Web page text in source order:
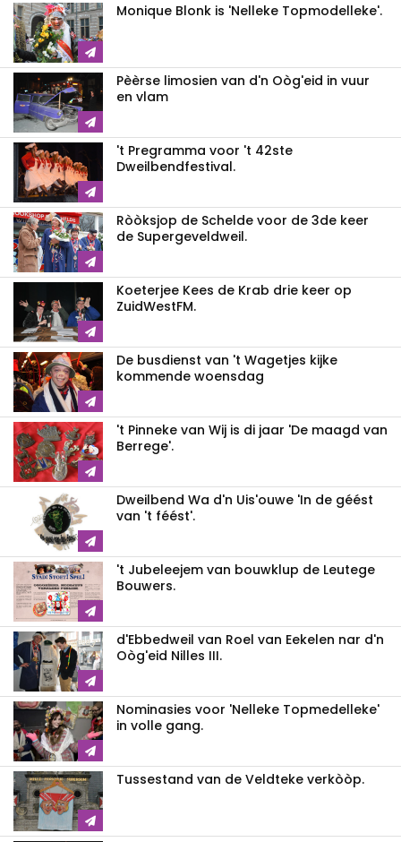
Monique Blonk is 'Nelleke Topmodelleke'.
Pèèrse limosien van d'n Oòg'eid in vuur
en vlam
't Pregramma voor 't 42ste
Dweilbendfestival.
Ròòksjop de Schelde voor de 3de keer
de Supergeveldweil.
Koeterjee Kees de Krab drie keer op
ZuidWestFM.
De busdienst van 't Wagetjes kijke
kommende woensdag
't Pinneke van Wij is di jaar 'De maagd van
Berrege'.
Dweilbend Wa d'n Uis'ouwe 'In de géést
van 't féést'.
't Jubeleejem van bouwklup de Leutege
Bouwers.
d'Ebbedweil van Roel van Eekelen nar d'n
Oòg'eid Nilles III.
Nominasies voor 'Nelleke Topmedelleke'
in volle gang.
Tussestand van de Veldteke verkòòp.